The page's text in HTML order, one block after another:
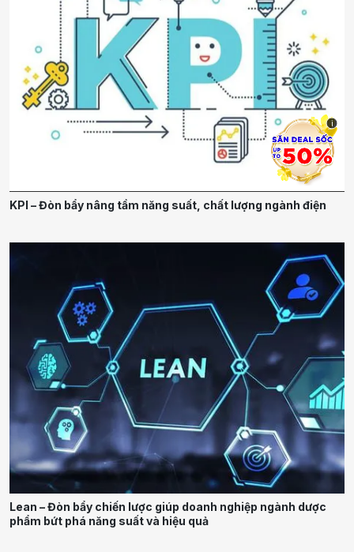
KPI – Đòn bẩy nâng tầm năng suất, chất lượng ngành điện
Lean – Đòn bẩy chiến lược giúp doanh nghiệp ngành dược
phẩm bứt phá năng suất và hiệu quả
i